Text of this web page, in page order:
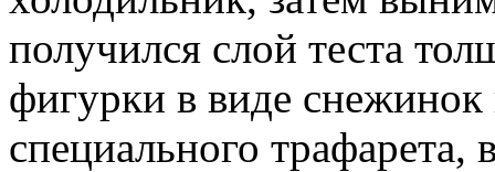
получился слой теста
фигурки в виде
специального